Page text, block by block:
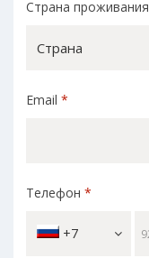
Страна проживания
Страна
Email *
Телефон *
+7